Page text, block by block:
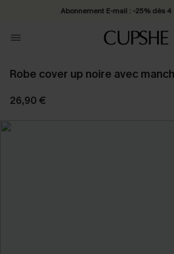
Abonnement E-mail : -25% dès 4
Robe cover up noire avec
26,90 €